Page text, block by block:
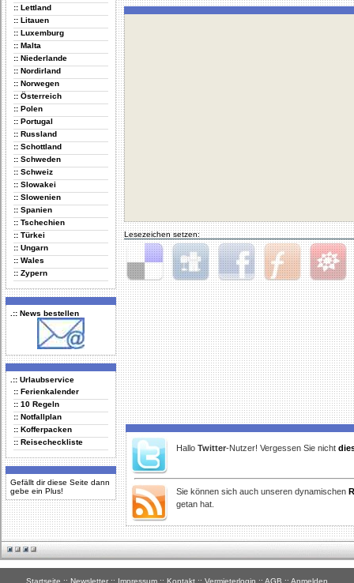
:: Lettland
:: Litauen
:: Luxemburg
:: Malta
:: Niederlande
:: Nordirland
:: Norwegen
:: Österreich
:: Polen
:: Portugal
:: Russland
:: Schottland
:: Schweden
:: Schweiz
:: Slowakei
:: Slowenien
:: Spanien
:: Tschechien
:: Türkei
:: Ungarn
:: Wales
:: Zypern
.:: News bestellen
.:: Urlaubservice
:: Ferienkalender
:: 10 Regeln
:: Notfallplan
:: Kofferpacken
:: Reisecheckliste
Gefällt dir diese Seite dann
gebe ein Plus!
Lesezeichen setzen:
Delicious Digg Facebook Furl StudiVZ
Hallo Twitter-Nutzer! Vergessen Sie nicht
Sie können sich auch unseren dynamischen
getan hat.
Startseite :: Newsletter :: Impressum :: Kontakt :: Vermieterlogin :: AGB :: Anmelden